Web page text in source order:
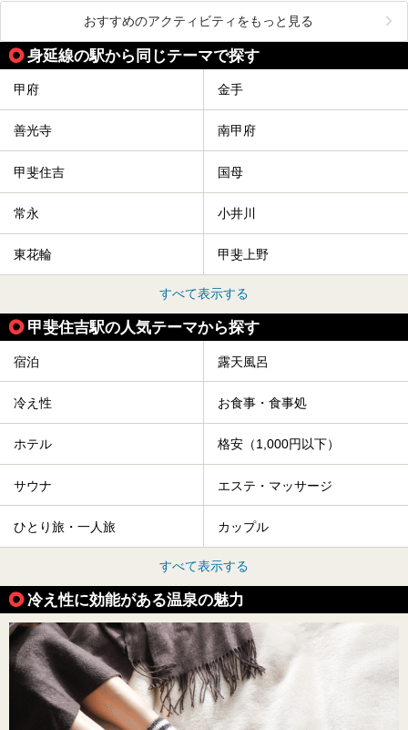
おすすめのアクティビティをもっと見る
身延線の駅から同じテーマで探す
甲府 金手
善光寺 南甲府
甲斐住吉 国母
常永 小井川
東花輪 甲斐上野
すべて表示する
甲斐住吉駅の人気テーマから探す
宿泊 露天風呂
冷え性 お食事・食事処
ホテル 格安（1,000円以下）
サウナ エステ・マッサージ
ひとり旅・一人旅 カップル
すべて表示する
冷え性に効能がある温泉の魅力